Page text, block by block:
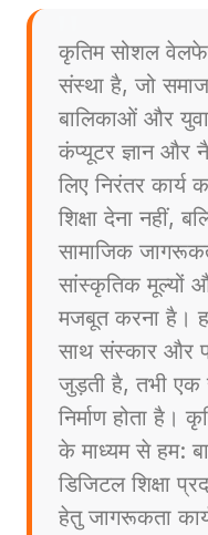
कृतिम सोशल
संस्था है, जो
बालिकाओं और
कंप्यूटर ज्ञान और
लिए निरंतर कार्य
शिक्षा देना नहीं,
सामाजिक
सांस्कृतिक मूल्यों
मजबूत करना है।
साथ संस्कार और
जुड़ती है, तभी
निर्माण होता
के माध्यम से हम:
डिजिटल शिक्षा
हेतु जागरूकता